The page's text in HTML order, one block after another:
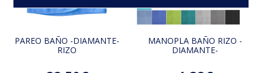
PAREO BAÑO -DIAMANTE-
RIZO
MANOPLA BAÑO RIZO -
DIAMANTE-